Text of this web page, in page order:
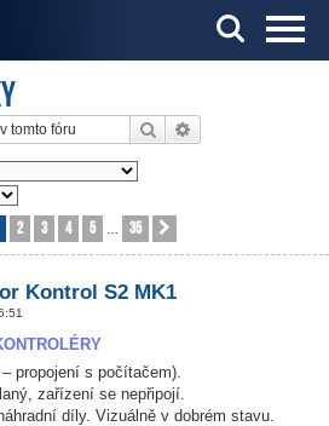
Hledat
1z 35
2 3 4 5 35
Kontrol S2 MK1
propojení s počítačem).
zařízení se nepřipojí.
díly. Vizuálně v dobrém stavu.